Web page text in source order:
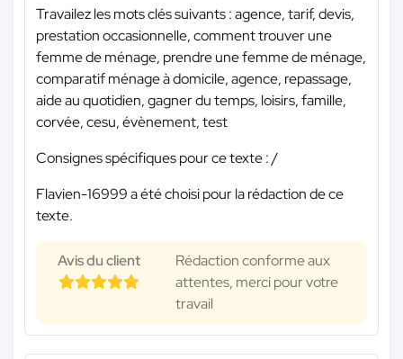
Travailez les mots clés suivants : agence, tarif, devis,
prestation occasionnelle, comment trouver une
femme de ménage, prendre une femme de ménage,
comparatif ménage à domicile, agence, repassage,
aide au quotidien, gagner du temps, loisirs, famille,
corvée, cesu, évènement, test
Consignes spécifiques pour ce texte : /
Flavien-16999 a été choisi pour la rédaction de ce
texte.
Avis du client
Rédaction conforme aux
attentes, merci pour votre
travail